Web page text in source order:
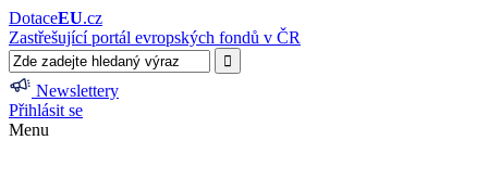
DotaceEU.cz
Zastřešující portál evropských fondů v ČR
Newslettery
Přihlásit se
Menu